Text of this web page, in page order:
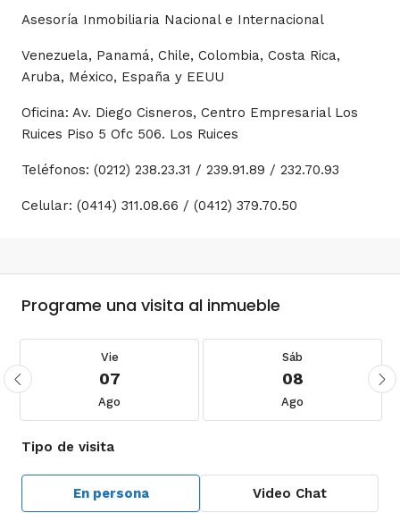
Asesoría Inmobiliaria Nacional e Internacional
Venezuela, Panamá, Chile, Colombia, Costa Rica,
Aruba, México, España y EEUU
Oficina: Av. Diego Cisneros, Centro Empresarial Los
Ruices Piso 5 Ofc 506. Los Ruices
Teléfonos: (0212) 238.23.31 / 239.91.89 / 232.70.93
Celular: (0414) 311.08.66 / (0412) 379.70.50
Programe una visita al inmueble
Vie
07
Ago
Sáb
08
Ago
Tipo de visita
En persona Video Chat